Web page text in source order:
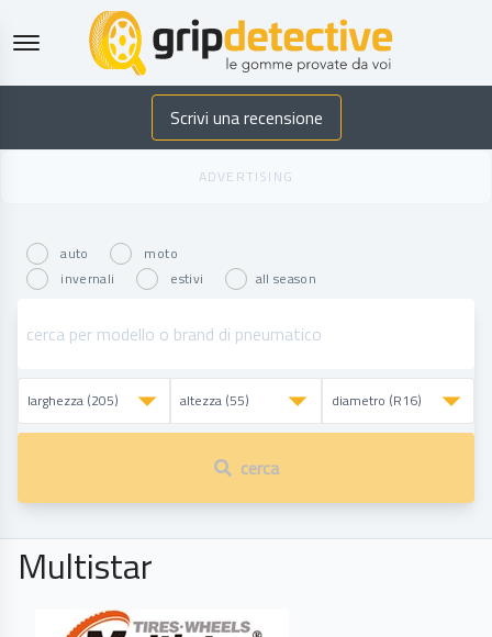
GripDetective
Scrivi una recensione
auto
moto
invernali
estivi all season
cerca
Multistar